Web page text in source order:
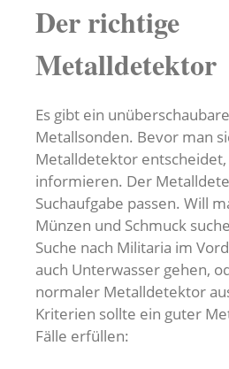
Der richtige
Metalldetektor
Es gibt ein
Metallsonden. Bevor man
Metalldetektor entscheidet,
informieren. Der
Suchaufgabe passen. Will
Münzen und Schmuck
Suche nach Militaria im
auch Unterwasser gehen,
normaler Metalldetektor
Kriterien sollte ein guter
Fälle erfüllen: